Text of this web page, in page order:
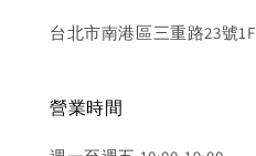
台北市南港區三重路23號1F
營業時間